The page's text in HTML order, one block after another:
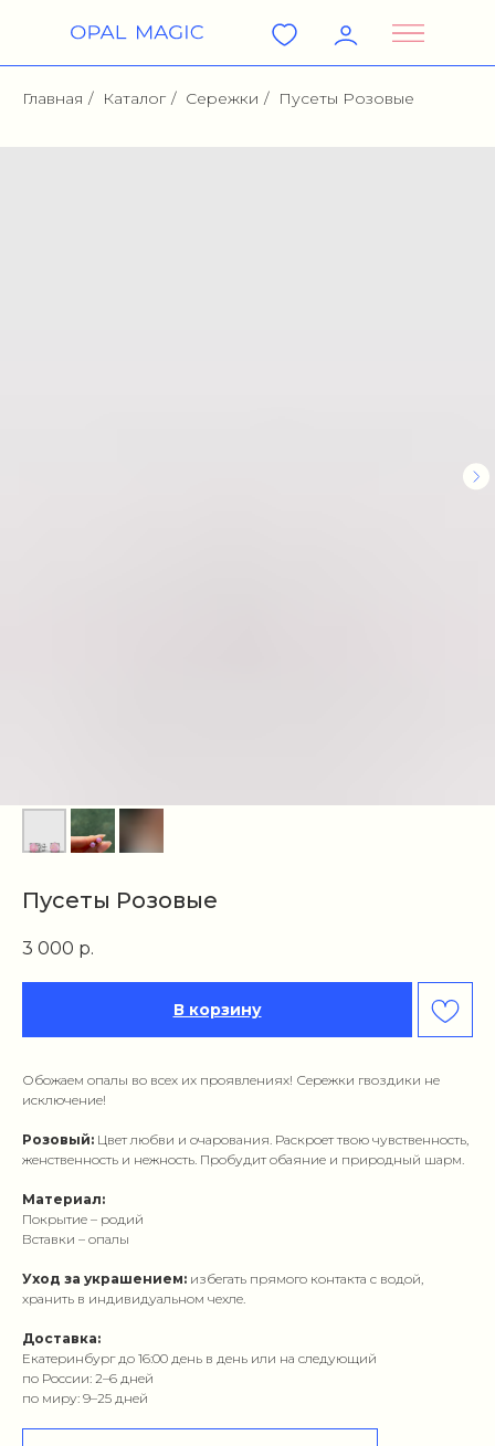
Главная / Каталог / Сережки / Пусеты Розовые
Пусеты Розовые
3 000 р.
В корзину
Обожаем опалы во всех их проявлениях! Сережки гвоздики не
исключение!
Розовый: Цвет любви и очарования. Раскроет твою чувственность,
женственность и нежность. Пробудит обаяние и природный шарм.
Материал:
Покрытие – родий
Вставки – опалы
Уход за украшением: избегать прямого контакта с водой,
хранить в индивидуальном чехле.
Доставка:
Екатеринбург до 16:00 день в день или на следующий
по России: 2–6 дней
по миру: 9–25 дней